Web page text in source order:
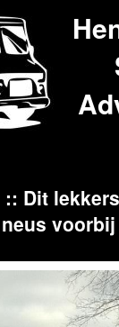
Dit
neus voorbij